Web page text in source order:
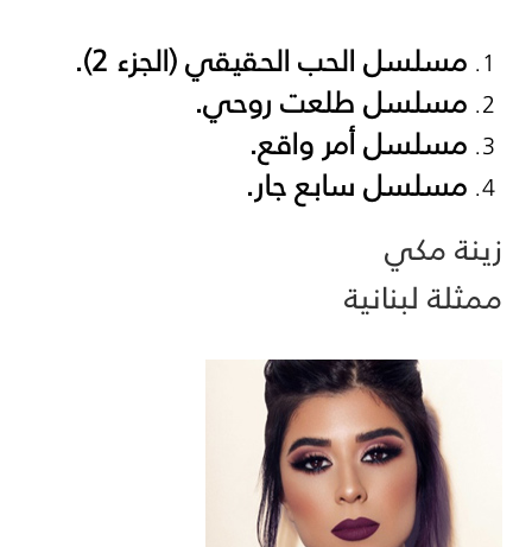
مسلسل الحب الحقيقي (الجزء 2).
مسلسل طلعت روحي.
مسلسل أمر واقع.
مسلسل سابع جار.
زينة مكي
ممثلة لبنانية